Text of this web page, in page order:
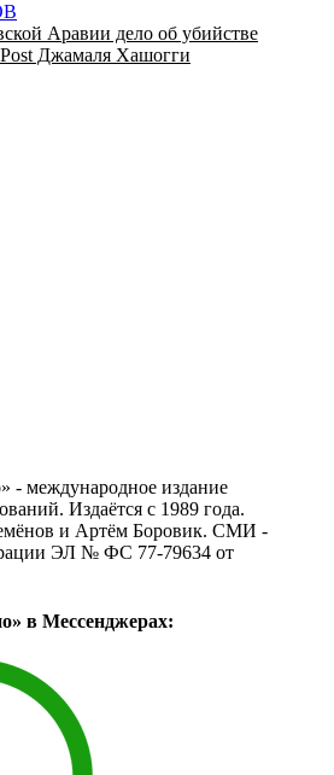
Аравии дело об убийстве
Джамаля Хашогги
- международное издание
Издаётся с 1989 года.
и Артём Боровик. CМИ -
ЭЛ № ФС 77-79634 от
в Мессенджерах: